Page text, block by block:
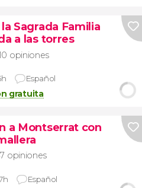
Sagrada Familia
a las torres
opiniones
Español
gratuita
a Montserrat con
opiniones
Español